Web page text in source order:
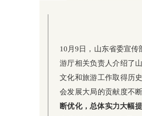
10月9日，山东省委宣传
游厅相关负责人介绍了
文化和旅游工作取得历
会发展大局的贡献度不断
断优化，总体实力大幅